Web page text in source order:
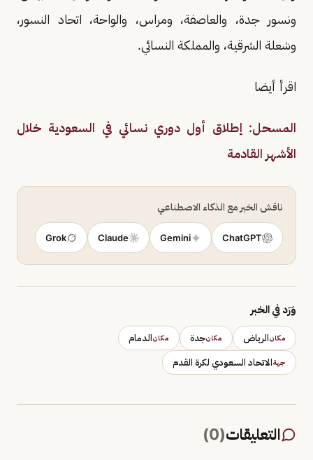
ونسور جدة، والعاصفة، ومراس، والواحة، اتحاد النسور،
وشعلة الشرقية، والمملكة النسائي.
اقرأ أيضا
المسحل: إطلاق أول دوري نسائي في السعودية خلال
الأشهر القادمة
ناقش الخبر مع الذكاء الاصطناعي
ChatGPT
Gemini
Claude
Grok
وَرَد في الخبر
مكانالرياض مكانجدة مكانالدمام
جهةالاتحاد السعودي لكرة القدم
التعليقات(
0
)